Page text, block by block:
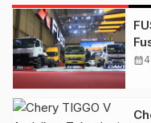
calendar_month